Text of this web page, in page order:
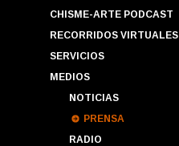
CHISME-ARTE PODCAST
RECORRIDOS VIRTUALES
SERVICIOS
MEDIOS
NOTICIAS
PRENSA
RADIO